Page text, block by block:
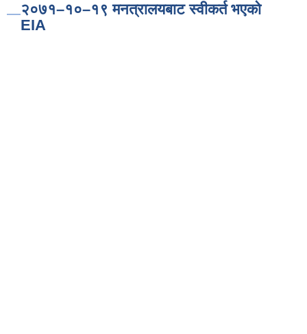
२०७१–१०–१९ मनत्रालयबाट स्वीकर्त भएको
EIA